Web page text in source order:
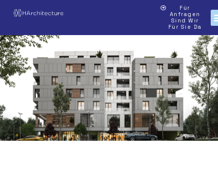
Für
Anfragen
Sind Wir
Für Sie Da